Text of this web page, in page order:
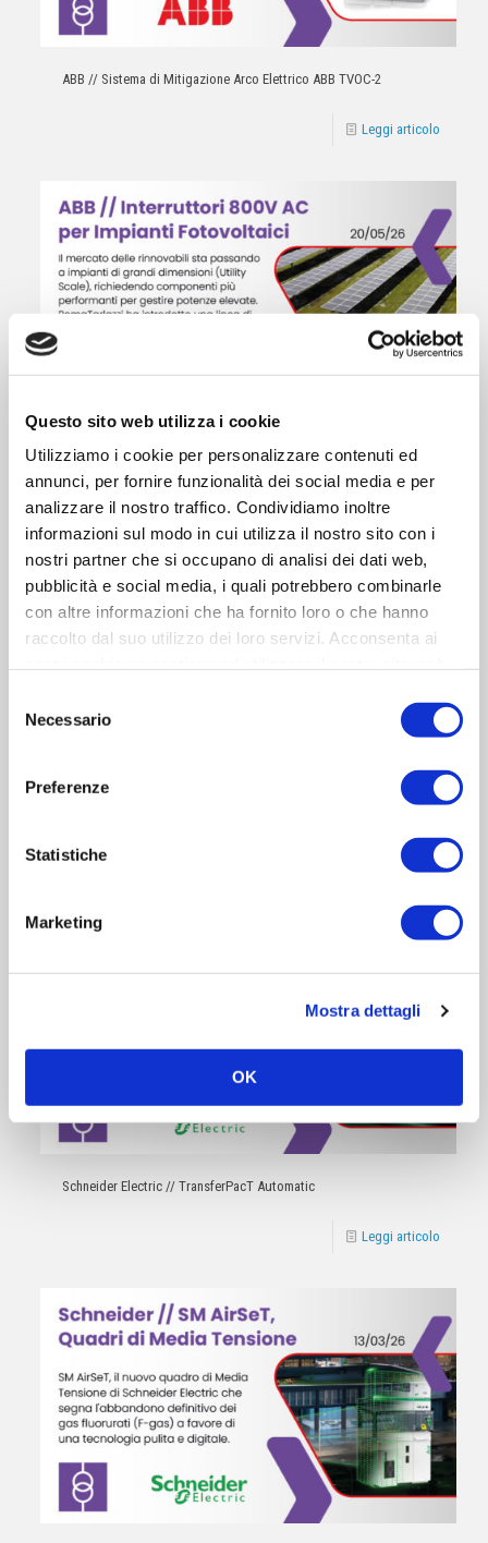
Questo sito web utilizza i cookie
Utilizziamo i cookie per personalizzare contenuti ed
annunci, per fornire funzionalità dei social media e per
analizzare il nostro traffico. Condividiamo inoltre
informazioni sul modo in cui utilizza il nostro sito con i
nostri partner che si occupano di analisi dei dati web,
pubblicità e social media, i quali potrebbero combinarle
con altre informazioni che ha fornito loro o che hanno
raccolto dal suo utilizzo dei loro servizi. Acconsenta ai
delNecessario
Preferenze
Statistiche
Marketing
Mostra dettagli
OK
ABB // Sistema di Mitigazione Arco Elettrico ABB TVOC-2
Leggi articolo
ABB // Interruttori 800V AC per Impianti Fotovoltaici
Leggi articolo
Leggi articolo
Schneider Electric // TransferPacT Automatic
Leggi articolo